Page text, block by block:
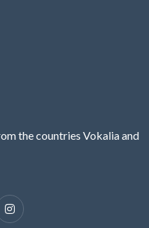
the countries Vokalia and